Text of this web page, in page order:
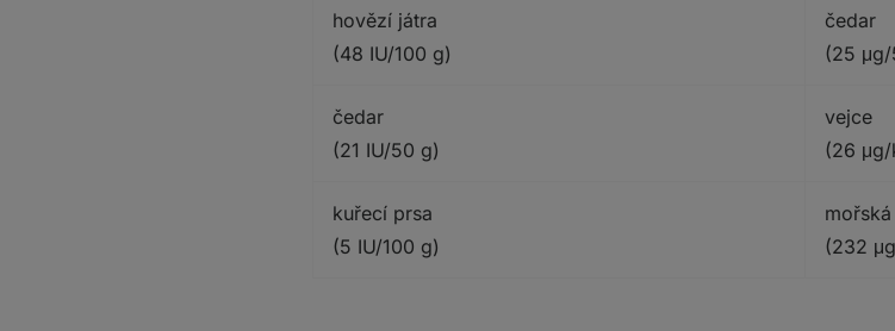
hovězí játra
(48 IU/100 g)
čedar
(25
čedar
(21 IU/50 g)
vejce
(26 μg/
kuřecí prsa
(5 IU/100 g)
(232